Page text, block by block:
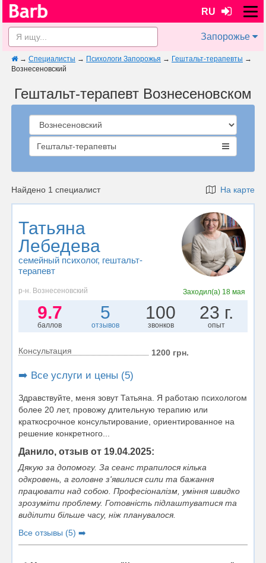
RU
Запорожье
→ Специалисты → Психологи Запорожья → Гештальт-терапевты →
Вознесеновский
Гештальт-терапевт Вознесеновском
Гештальт-терапевты
Найдено 1 специалист На карте
Татьяна
Лебедева
семейный психолог, гештальт-
терапевт
р-н. Вознесеновский Заходил(а) 18 мая
9.7
баллов
5
отзывов
100
звонков
23 г.
опыт
Консультация 1200 грн.
➡️ Все услуги и цены (5)
Здравствуйте, меня зовут Татьяна. Я работаю психологом
более 20 лет, провожу длительную терапию или
краткосрочное консультирование, ориентированное на
решение конкретного...
Данило, отзыв от 19.04.2025:
Дякую за допомогу. За сеанс трапилося кілька
одкровень, а головне з'явилися сили та бажання
працювати над собою. Професіоналізм, уміння швидко
зрозуміти проблему. Готовність підлаштуватися та
виділити більше часу, ніж планувалося.
Все отзывы (5) ➡️